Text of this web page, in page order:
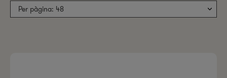
Per pàgina: 48